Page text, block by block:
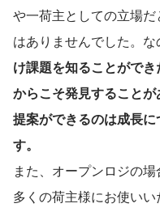
や一荷主としての立場
はありませんでした。
け課題を知ることがで
からこそ発見すること
提案ができるのは成長
す。
また、オープンロジの
多くの荷主様にお使いい